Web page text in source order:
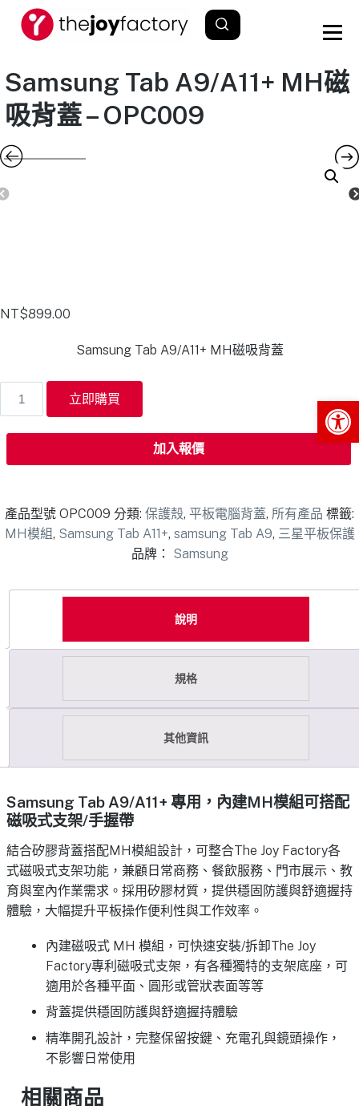
Samsung Tab A9/A11+ MH磁
吸背蓋 – OPC009
NT$899.00
Samsung Tab A9/A11+ MH磁吸背蓋
立即購買
加入報價
產品型號 OPC009 分類: 保護殼, 平板電腦背蓋, 所有產品 標籤:
MH模組, Samsung Tab A11+, samsung Tab A9, 三星平板保護
品牌： Samsung
說明
規格
其他資訊
Samsung Tab A9/A11+ 專用，內建MH模組可搭配
磁吸式支架/手握帶
結合矽膠背蓋搭配MH模組設計，可整合The Joy Factory各
式磁吸式支架功能，兼顧日常商務、餐飲服務、門市展示、教
育與室內作業需求。採用矽膠材質，提供穩固防護與舒適握持
體驗，大幅提升平板操作便利性與工作效率。
內建磁吸式 MH 模組，可快速安裝/拆卸The Joy
Factory專利磁吸式支架，有各種獨特的支架底座，可
適用於各種平面、圓形或管狀表面等等
背蓋提供穩固防護與舒適握持體驗
精準開孔設計，完整保留按鍵、充電孔與鏡頭操作，
不影響日常使用
相關商品